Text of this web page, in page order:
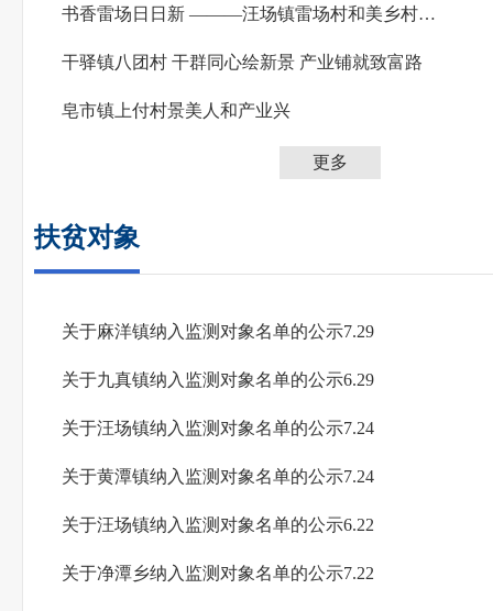
书香雷场日日新 ———汪场镇雷场村和美乡村建设侧记
干驿镇八团村 干群同心绘新景 产业铺就致富路
皂市镇上付村景美人和产业兴
更多
扶贫对象
关于麻洋镇纳入监测对象名单的公示7.29
关于九真镇纳入监测对象名单的公示6.29
关于汪场镇纳入监测对象名单的公示7.24
关于黄潭镇纳入监测对象名单的公示7.24
关于汪场镇纳入监测对象名单的公示6.22
关于净潭乡纳入监测对象名单的公示7.22